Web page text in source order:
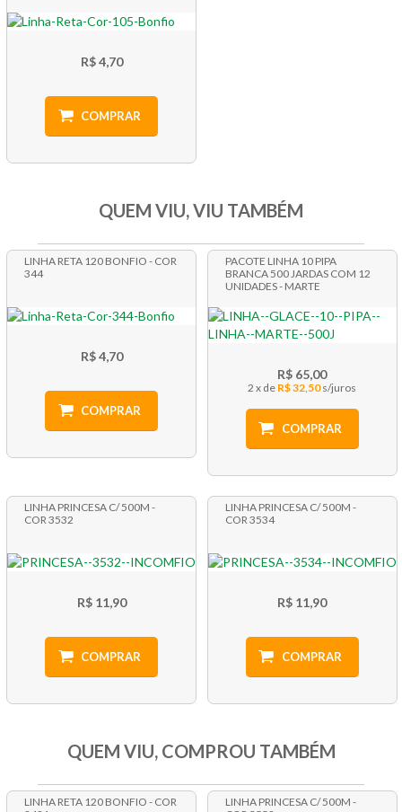
R$ 4,70
COMPRAR
QUEM VIU, VIU TAMBÉM
LINHA RETA 120 BONFIO - COR
344
R$ 4,70
COMPRAR
PACOTE LINHA 10 PIPA
BRANCA 500 JARDAS COM 12
UNIDADES - MARTE
R$ 65,00
2 x R$ 32,50
COMPRAR
LINHA PRINCESA C/ 500M -
COR 3532
R$ 11,90
COMPRAR
LINHA PRINCESA C/ 500M -
COR 3534
R$ 11,90
COMPRAR
QUEM VIU, COMPROU TAMBÉM
LINHA RETA 120 BONFIO - COR
LINHA PRINCESA C/ 500M -